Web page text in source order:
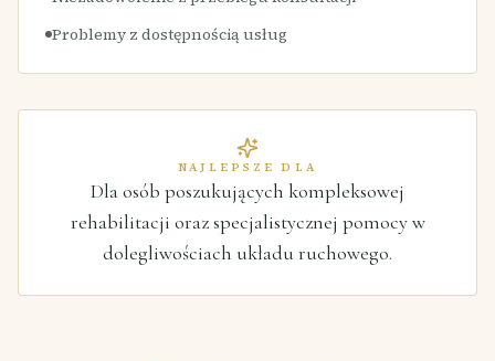
Problemy z dostępnością usług
NAJLEPSZE DLA
Dla osób poszukujących kompleksowej
rehabilitacji oraz specjalistycznej pomocy w
dolegliwościach układu ruchowego.